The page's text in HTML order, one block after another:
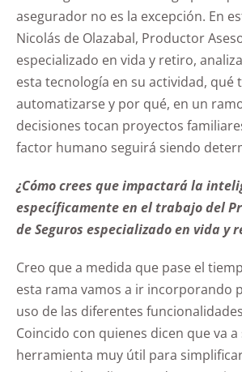
asegurador no es la excepción. En
Nicolás de Olazabal, Productor
especializado en vida y retiro,
esta tecnología en su actividad, qué
automatizarse y por qué, en un
decisiones tocan proyectos
factor humano seguirá siendo
¿Cómo crees que impactará la
específicamente en el trabajo del
de Seguros especializado en vida y
Creo que a medida que pase el
esta rama vamos a ir incorporando
uso de las diferentes
Coincido con quienes dicen que va a
herramienta muy útil para